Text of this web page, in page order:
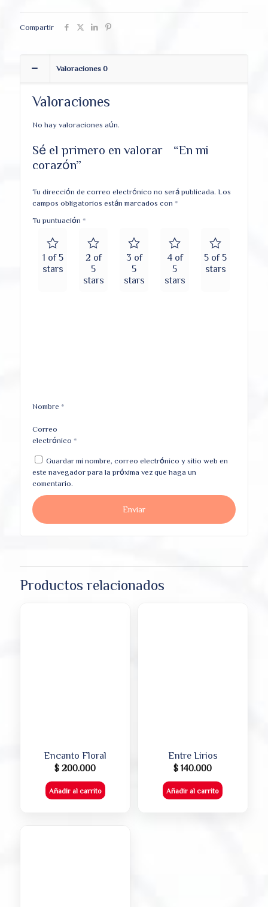
Compartir
Valoraciones 0
Valoraciones
No hay valoraciones aún.
Sé el primero en valorar “En mi
corazón”
Tu dirección de correo electrónico no será publicada. Los
campos obligatorios están marcados con *
Tu puntuación *
1 of 5
stars
2 of
5
stars
3 of
5
stars
4 of
5
stars
5 of 5
stars
Nombre *
Correo
electrónico *
Guardar mi nombre, correo electrónico y sitio web en
este navegador para la próxima vez que haga un
comentario.
Productos relacionados
Encanto Floral
$ 200.000
Añadir al carrito
Entre Lirios
$ 140.000
Añadir al carrito